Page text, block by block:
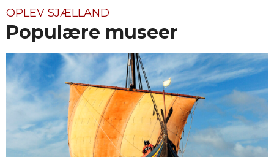
OPLEV SJÆLLAND
Populære museer